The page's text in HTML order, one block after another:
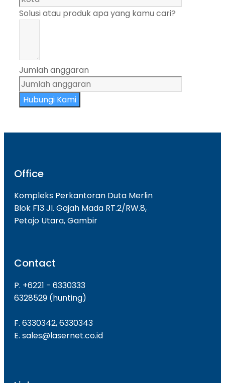
Solusi atau produk apa yang kamu cari?
Jumlah anggaran
Hubungi Kami
Office
Kompleks Perkantoran Duta Merlin
Blok F13 JI. Gajah Mada RT.2/RW.8,
Petojo Utara, Gambir
Contact
P. +6221 - 6330333
6328529 (hunting)
F. 6330342, 6330343
E. sales@lasernet.co.id